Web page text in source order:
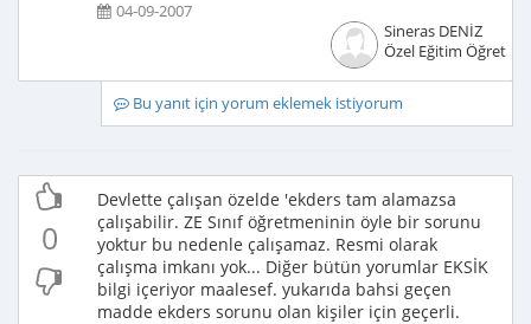
04-09-2007
Sineras DENİZ
Özel Eğitim
Bu yanıt için yorum eklemek istiyorum
0
Devlette çalışan özelde 'ekders tam alamazsa
çalışabilir. ZE Sınıf öğretmeninin öyle bir sorunu
yoktur bu nedenle çalışamaz. Resmi olarak
çalışma imkanı yok... Diğer bütün yorumlar EKSİK
bilgi içeriyor maalesef. yukarıda bahsi geçen
madde ekders sorunu olan kişiler için geçerli.